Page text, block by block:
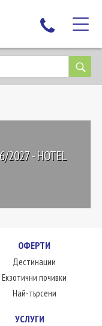
- HOTEL
ОФЕРТИ
Дестинации
Екзотични почивки
Най-търсени
УСЛУГИ